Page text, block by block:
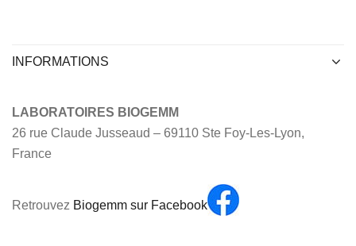
INFORMATIONS
LABORATOIRES BIOGEMM
26 rue Claude Jusseaud – 69110 Ste Foy-Les-Lyon,
France
Retrouvez Biogemm sur Facebook